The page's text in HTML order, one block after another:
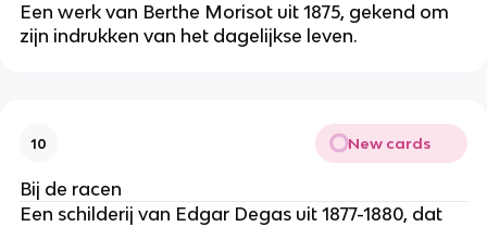
Een werk van Berthe Morisot uit 1875, gekend om
zijn indrukken van het dagelijkse leven.
10 New cards
Bij de racen
Een schilderij van Edgar Degas uit 1877-1880, dat